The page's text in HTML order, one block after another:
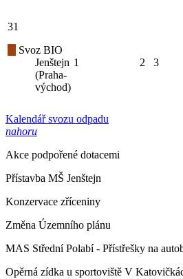
31
Svoz BIO
Jenštejn
(Praha-
východ)
1 2 3
Kalendář svozu odpadu
nahoru
Akce podpořené dotacemi
Přístavba MŠ Jenštejn
Konzervace zříceniny
Změna Územního plánu
MAS Střední Polabí - Přístřešky na
Opěrná zídka u sportoviště V